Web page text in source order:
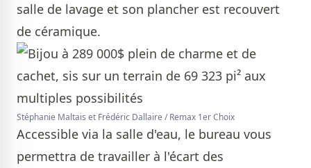
salle de lavage et son plancher est recouvert
de céramique.
Stéphanie Maltais et Frédéric Dallaire / Remax 1er Choix
Accessible via la salle d'eau, le bureau vous
permettra de travailler à l'écart des